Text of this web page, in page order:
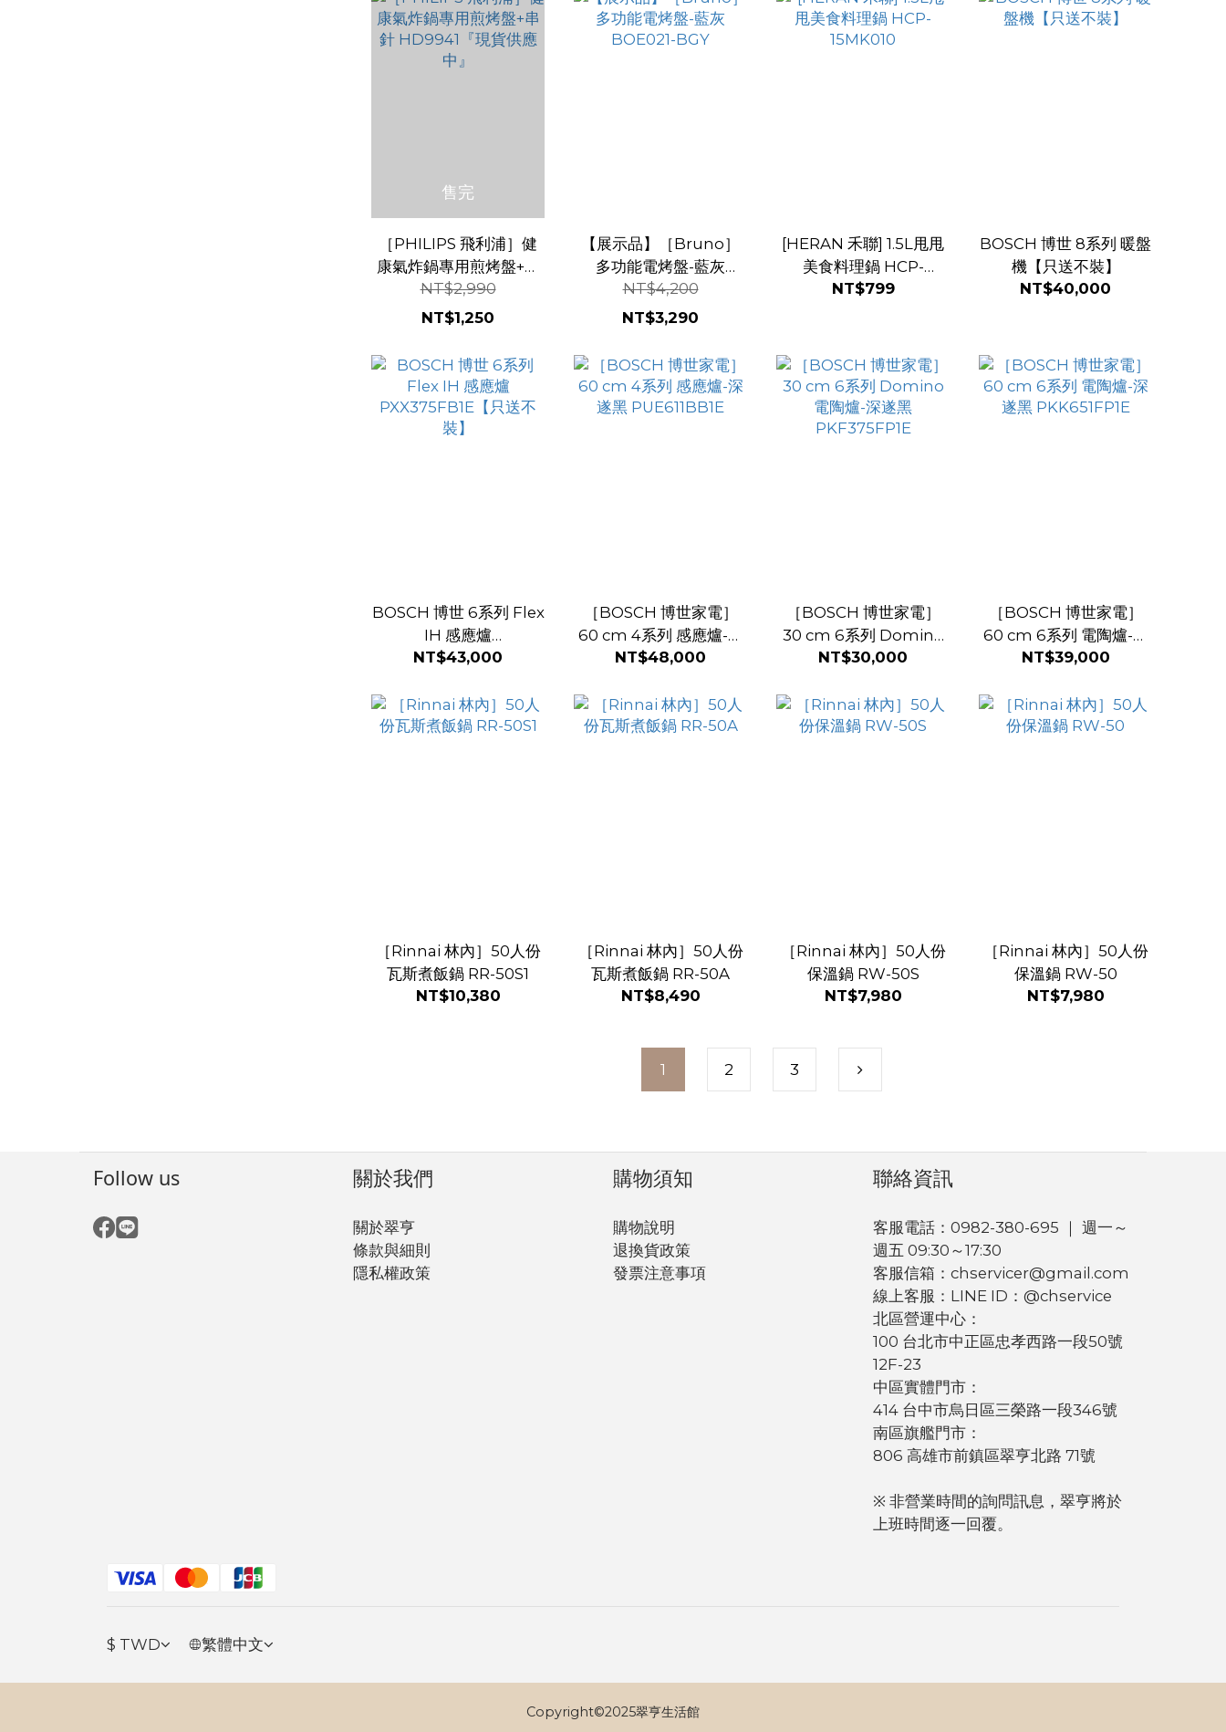
售完
［PHILIPS 飛利浦］健
康氣炸鍋專用煎烤盤+串
針 HD9941『現貨供應
中』
NT$2,990
NT$1,250
【展示品】［Bruno］
多功能電烤盤-藍灰
BOE021-BGY
NT$4,200
NT$3,290
[HERAN 禾聯] 1.5L甩甩
美食料理鍋 HCP-
15MK010
NT$799
BOSCH 博世 8系列 暖盤
機【只送不裝】
NT$40,000
BOSCH 博世 6系列 Flex
IH 感應爐
PXX375FB1E【只送不
NT$43,000
［BOSCH 博世家電］
60 cm 4系列 感應爐-深
遂黑 PUE611BB1E
NT$48,000
［BOSCH 博世家電］
30 cm 6系列 Domino
電陶爐-深遂黑
NT$30,000
［BOSCH 博世家電］
60 cm 6系列 電陶爐-深
遂黑 PKK651FP1E
NT$39,000
［Rinnai 林內］50人份
瓦斯煮飯鍋 RR-50S1
NT$10,380
［Rinnai 林內］50人份
瓦斯煮飯鍋 RR-50A
NT$8,490
［Rinnai 林內］50人份
保溫鍋 RW-50S
NT$7,980
［Rinnai 林內］50人份
保溫鍋 RW-50
NT$7,980
1 2 3
Follow us 關於我們
關於翠亨
條款與細則
隱私權政策
購物須知
購物說明
退換貨政策
發票注意事項
聯絡資訊
客服電話：0982-380-695 ｜ 週一～
週五 09:30～17:30
客服信箱：chservicer@gmail.com
線上客服：LINE ID：@chservice
北區營運中心：
100 台北市中正區忠孝西路一段50號
12F-23
中區實體門市：
414 台中市烏日區三榮路一段346號
南區旗艦門市：
806 高雄市前鎮區翠亨北路 71號
※ 非營業時間的詢問訊息，翠亨將於
上班時間逐一回覆。
$ TWD 繁體中文
Copyright©2025翠亨生活館